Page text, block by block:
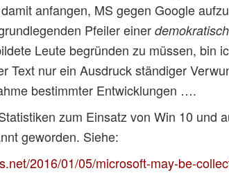
anfangen, MS gegen Google
Pfeiler einer
Leute begründen zu müssen, bin
Text nur ein Ausdruck ständiger
bestimmter Entwicklungen ….
zum Einsatz von Win 10 und
geworden. Siehe:
2016/01/05/microsoft-may-be-